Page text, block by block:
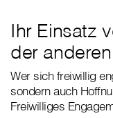
Ihr Einsatz
der
Wer sich freiwillig
sondern auch
Freiwilliges